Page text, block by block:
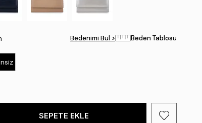
Bedenimi Bul > Beden Tablosu
Bedenimi Bul > Beden Tablosu